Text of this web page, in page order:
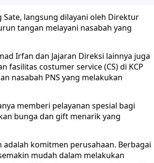
Sate, langsung dilayani oleh Direktur
tangan melayani nasabah yang
Irfan dan Jajaran Direksi lainnya juga
fasilitas costumer service (CS) di KCP
nasabah PNS yang melakukan
memberi pelayanan spesial bagi
bunga dan gift menarik yang
komitmen perusahaan. Berbagai
mudah dalam melakukan